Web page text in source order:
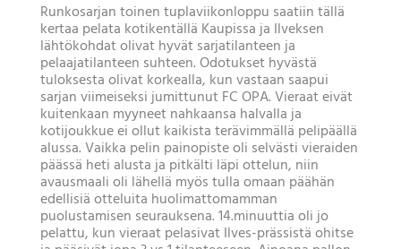
Runkosarjan toinen tuplaviikonloppu saatiin tällä
kertaa pelata kotikentällä Kaupissa ja Ilveksen
lähtökohdat olivat hyvät sarjatilanteen ja
pelaajatilanteen suhteen. Odotukset hyvästä
tuloksesta olivat korkealla, kun vastaan saapui
sarjan viimeiseksi jumittunut FC OPA. Vieraat eivät
kuitenkaan myyneet nahkaansa halvalla ja
kotijoukkue ei ollut kaikista terävimmällä pelipäällä
alussa. Vaikka pelin painopiste oli selvästi vieraiden
päässä heti alusta ja pitkälti läpi ottelun, niin
avausmaali oli lähellä myös tulla omaan päähän
edellisiä otteluita huolimattomamman
puolustamisen seurauksena. 14.minuuttia oli jo
pelattu, kun vieraat pelasivat Ilves-prässistä ohitse